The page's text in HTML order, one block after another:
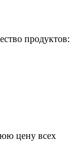
продуктов:
цену всех